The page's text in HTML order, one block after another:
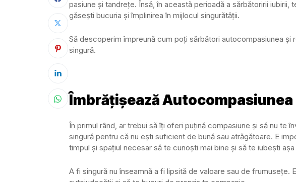
pasiune și tandrețe. Însă, în această perioadă a sărbătoririi iubirii,
găsești bucuria și împlinirea în mijlocul singurătății.
Să descoperim împreună cum poți sărbători autocompasiunea și
singură.
Îmbrățișează Autocompasiunea
În primul rând, ar trebui să îți oferi puțină compasiune și să nu te
singură pentru că nu ești suficient de bună sau atrăgătoare. E
timpul și spațiul necesar să te cunoști mai bine și să te iubești
A fi singură nu înseamnă a fi lipsită de valoare sau de frumusețe.